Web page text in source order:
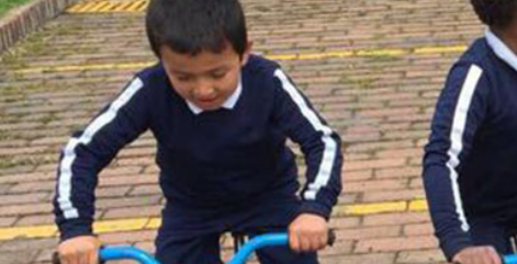
Home
Quiénes Somos
Cambiamos Vidas / Adopciones